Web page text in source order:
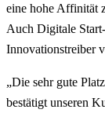
eine hohe Affinität
Auch Digitale
Innovationstreiber
„Die sehr gute
bestätigt unseren